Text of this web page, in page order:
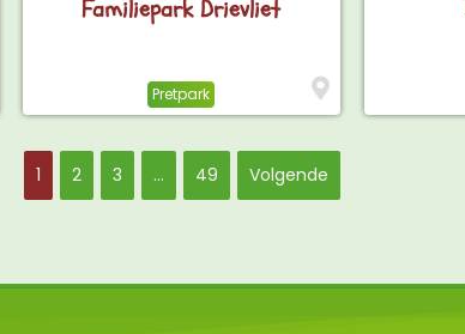
Familiepark Drievliet
Pretpark
1 2 3 … 49 Volgende